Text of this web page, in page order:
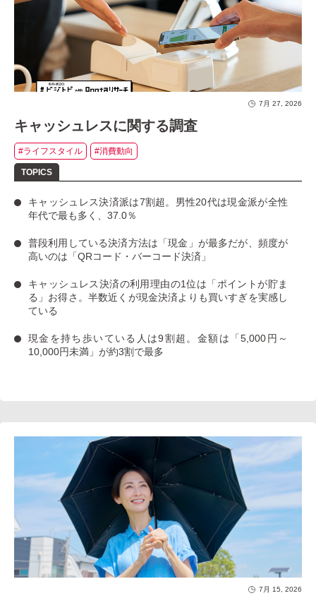
7月 27, 2026
キャッシュレスに関する調査
#ライフスタイル #消費動向
キャッシュレス決済派は7割超 。男性20代は現金派が全性
年代で最も多く、37.0％
普段利用している決済方法は「現金」 が最多だが、 頻度が
高いのは「QRコード・バーコード決済」
キャッシュレス決済の利用理由の1位は「ポイントが貯ま
る」お得さ。 半数近くが現金決済よりも買いすぎを実感し
ている
現金を持ち歩いている人は9割超 。金額は「5,000円～
10,000円未満」が約3割で最多
7月 15, 2026